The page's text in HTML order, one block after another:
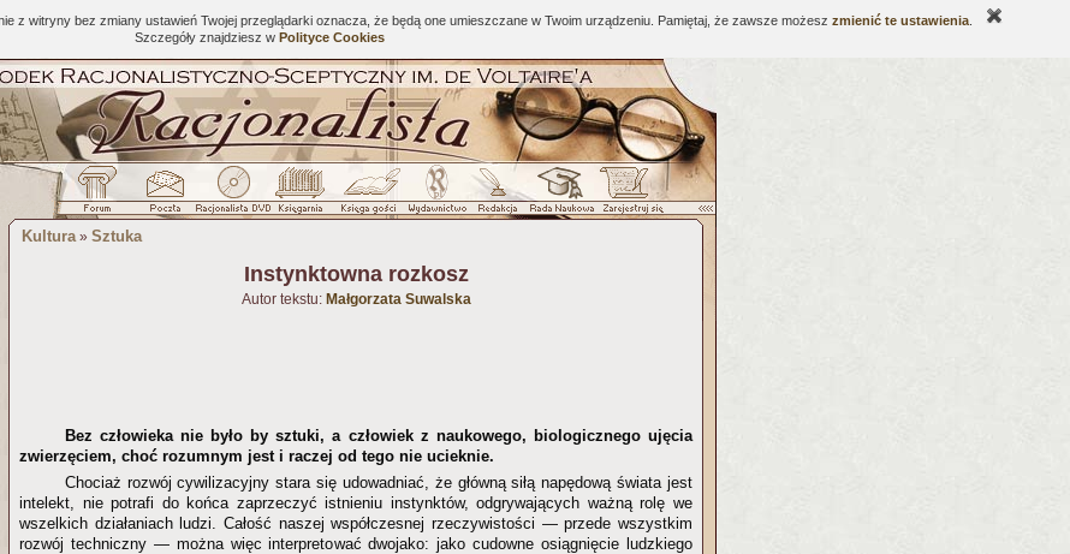
z witryny bez zmiany ustawień Twojej przeglądarki oznacza, że będą one umieszczane w Twoim urządzeniu. Pamiętaj, że zawsze możesz zmienić te ustawienia
Szczegóły znajdziesz w Polityce Cookies
Kultura» Sztuka
Instynktowna rozkosz
Autor tekstu: Małgorzata Suwalska
Bez człowieka nie było by sztuki, a człowiek z naukowego, biologicznego ujęcia
zwierzęciem, choć rozumnym jest i raczej od tego nie ucieknie.
Chociaż rozwój cywilizacyjny stara się udowadniać, że główną siłą napędową świata jest
intelekt, nie potrafi do końca zaprzeczyć istnieniu instynktów, odgrywających ważną rolę we
wszelkich działaniach ludzi. Całość naszej współczesnej rzeczywistości — przede wszystkim
rozwój techniczny — można więc interpretować dwojako: jako cudowne osiągnięcie ludzkiego